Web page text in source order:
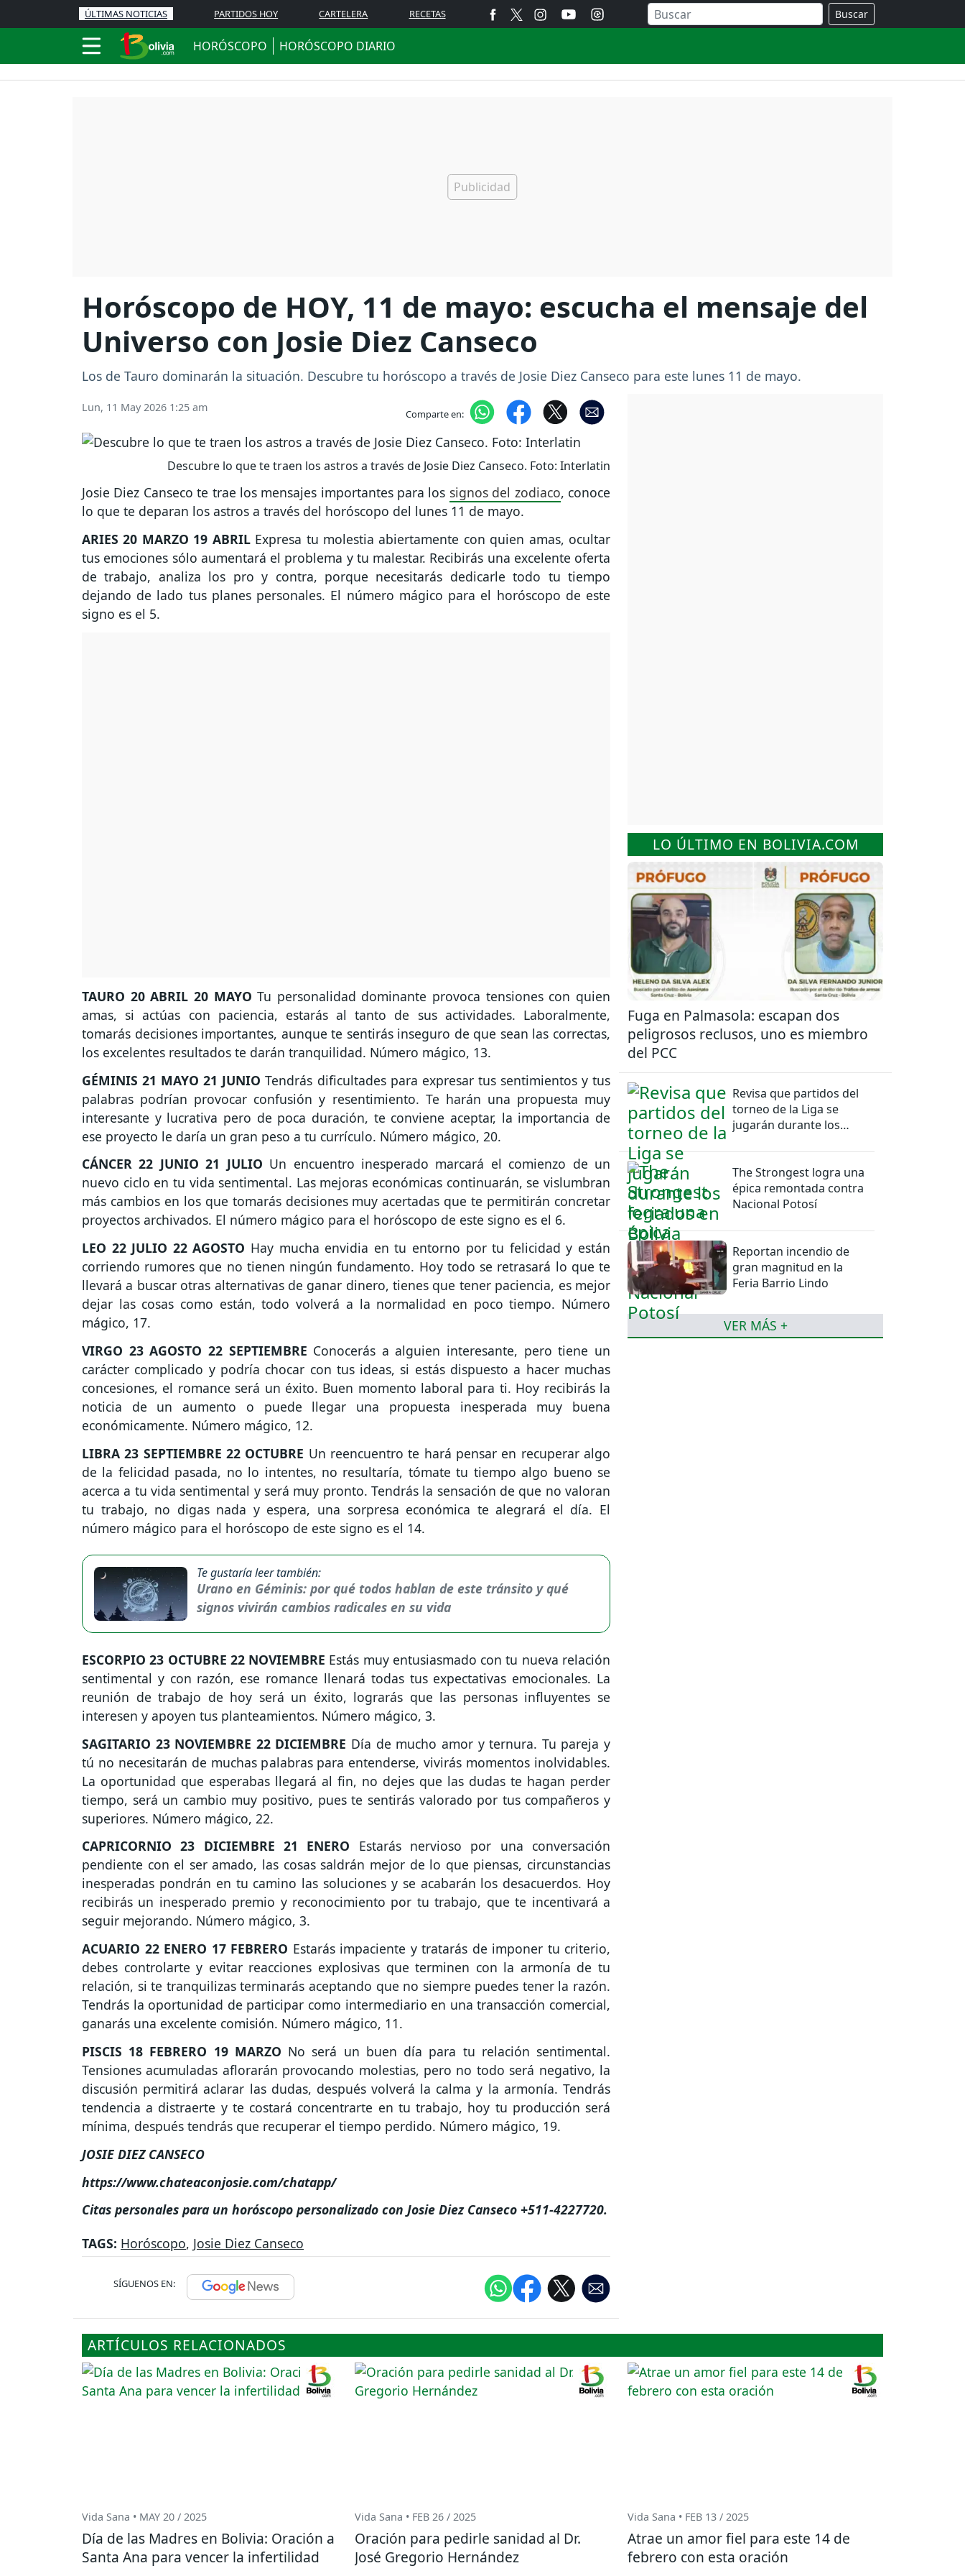
ÚLTIMAS NOTICIAS PARTIDOS HOY CARTELERA RECETAS Buscar
HORÓSCOPO HORÓSCOPO DIARIO
Horóscopo de HOY, 11 de mayo: escucha el mensaje del
Universo con Josie Diez Canseco
Los de Tauro dominarán la situación. Descubre tu horóscopo a través de Josie Diez Canseco para este lunes 11 de mayo.
Lun, 11 May 2026 1:25 am Comparte en:
Descubre lo que te traen los astros a través de Josie Diez Canseco. Foto: Interlatin
Josie Diez Canseco te trae los mensajes importantes para los signos del zodiaco, conoce
lo que te deparan los astros a través del horóscopo del lunes 11 de mayo.
ARIES 20 MARZO 19 ABRILExpresa tu molestia abiertamente con quien amas, ocultar
tus emociones sólo aumentará el problema y tu malestar. Recibirás una excelente oferta
de trabajo, analiza los pro y contra, porque necesitarás dedicarle todo tu tiempo
dejando de lado tus planes personales. El número mágico para el horóscopo de este
signo es el 5.
TAURO 20 ABRIL 20 MAYO Tu personalidad dominante provoca tensiones con quien
amas, si actúas con paciencia, estarás al tanto de sus actividades. Laboralmente,
tomarás decisiones importantes, aunque te sentirás inseguro de que sean las correctas,
los excelentes resultados te darán tranquilidad. Número mágico, 13.
GÉMINIS 21 MAYO 21 JUNIO Tendrás dificultades para expresar tus sentimientos y tus
palabras podrían provocar confusión y resentimiento. Te harán una propuesta muy
interesante y lucrativa pero de poca duración, te conviene aceptar, la importancia de
ese proyecto le daría un gran peso a tu currículo. Número mágico, 20.
CÁNCER 22 JUNIO 21 JULIO Un encuentro inesperado marcará el comienzo de un
nuevo ciclo en tu vida sentimental. Las mejoras económicas continuarán, se vislumbran
más cambios en los que tomarás decisiones muy acertadas que te permitirán concretar
proyectos archivados. El número mágico para el horóscopo de este signo es el 6.
LEO 22 JULIO 22 AGOSTO Hay mucha envidia en tu entorno por tu felicidad y están
corriendo rumores que no tienen ningún fundamento. Hoy todo se retrasará lo que te
llevará a buscar otras alternativas de ganar dinero, tienes que tener paciencia, es mejor
dejar las cosas como están, todo volverá a la normalidad en poco tiempo. Número
mágico, 17.
VIRGO 23 AGOSTO 22 SEPTIEMBRE Conocerás a alguien interesante, pero tiene un
carácter complicado y podría chocar con tus ideas, si estás dispuesto a hacer muchas
concesiones, el romance será un éxito. Buen momento laboral para ti. Hoy recibirás la
noticia de un aumento o puede llegar una propuesta inesperada muy buena
económicamente. Número mágico, 12.
LIBRA 23 SEPTIEMBRE 22 OCTUBRE Un reencuentro te hará pensar en recuperar algo
de la felicidad pasada, no lo intentes, no resultaría, tómate tu tiempo algo bueno se
acerca a tu vida sentimental y será muy pronto. Tendrás la sensación de que no valoran
tu trabajo, no digas nada y espera, una sorpresa económica te alegrará el día. El
número mágico para el horóscopo de este signo es el 14.
Te gustaría leer también:
Urano en Géminis: por qué todos hablan de este tránsito y qué
signos vivirán cambios radicales en su vida
ESCORPIO 23 OCTUBRE 22 NOVIEMBRE Estás muy entusiasmado con tu nueva relación
sentimental y con razón, ese romance llenará todas tus expectativas emocionales. La
reunión de trabajo de hoy será un éxito, lograrás que las personas influyentes se
interesen y apoyen tus planteamientos. Número mágico, 3.
SAGITARIO 23 NOVIEMBRE 22 DICIEMBRE Día de mucho amor y ternura. Tu pareja y
tú no necesitarán de muchas palabras para entenderse, vivirás momentos inolvidables.
La oportunidad que esperabas llegará al fin, no dejes que las dudas te hagan perder
tiempo, será un cambio muy positivo, pues te sentirás valorado por tus compañeros y
superiores. Número mágico, 22.
CAPRICORNIO 23 DICIEMBRE 21 ENERO Estarás nervioso por una conversación
pendiente con el ser amado, las cosas saldrán mejor de lo que piensas, circunstancias
inesperadas pondrán en tu camino las soluciones y se acabarán los desacuerdos. Hoy
recibirás un inesperado premio y reconocimiento por tu trabajo, que te incentivará a
seguir mejorando. Número mágico, 3.
ACUARIO 22 ENERO 17 FEBRERO Estarás impaciente y tratarás de imponer tu criterio,
debes controlarte y evitar reacciones explosivas que terminen con la armonía de tu
relación, si te tranquilizas terminarás aceptando que no siempre puedes tener la razón.
Tendrás la oportunidad de participar como intermediario en una transacción comercial,
ganarás una excelente comisión. Número mágico, 11.
PISCIS 18 FEBRERO 19 MARZO No será un buen día para tu relación sentimental.
Tensiones acumuladas aflorarán provocando molestias, pero no todo será negativo, la
discusión permitirá aclarar las dudas, después volverá la calma y la armonía. Tendrás
tendencia a distraerte y te costará concentrarte en tu trabajo, hoy tu producción será
mínima, después tendrás que recuperar el tiempo perdido. Número mágico, 19.
JOSIE DIEZ CANSECO
https://www.chateaconjosie.com/chatapp/
Citas personales para un horóscopo personalizado con Josie Diez Canseco +511-4227720.
TAGS: Horóscopo, Josie Diez Canseco
SÍGUENOS EN:
LO ÚLTIMO EN BOLIVIA.COM
Fuga en Palmasola: escapan dos
peligrosos reclusos, uno es miembro
del PCC
Revisa que partidos del
torneo de la Liga se
jugarán durante los
The Strongest logra una
épica remontada contra
Nacional Potosí
Reportan incendio de
gran magnitud en la
Feria Barrio Lindo
VER MÁS +
ARTÍCULOS RELACIONADOS
Vida Sana • MAY 20 / 2025
Día de las Madres en Bolivia: Oración a
Santa Ana para vencer la infertilidad
Vida Sana • FEB 26 / 2025
Oración para pedirle sanidad al Dr.
José Gregorio Hernández
Vida Sana • FEB 13 / 2025
Atrae un amor fiel para este 14 de
febrero con esta oración